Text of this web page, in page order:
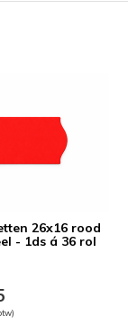
26x16 rood
- 1ds á 36 rol